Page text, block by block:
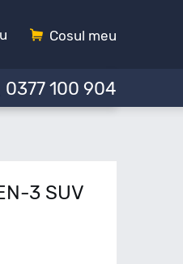
Cosul meu
0377 100 904
3 SUV